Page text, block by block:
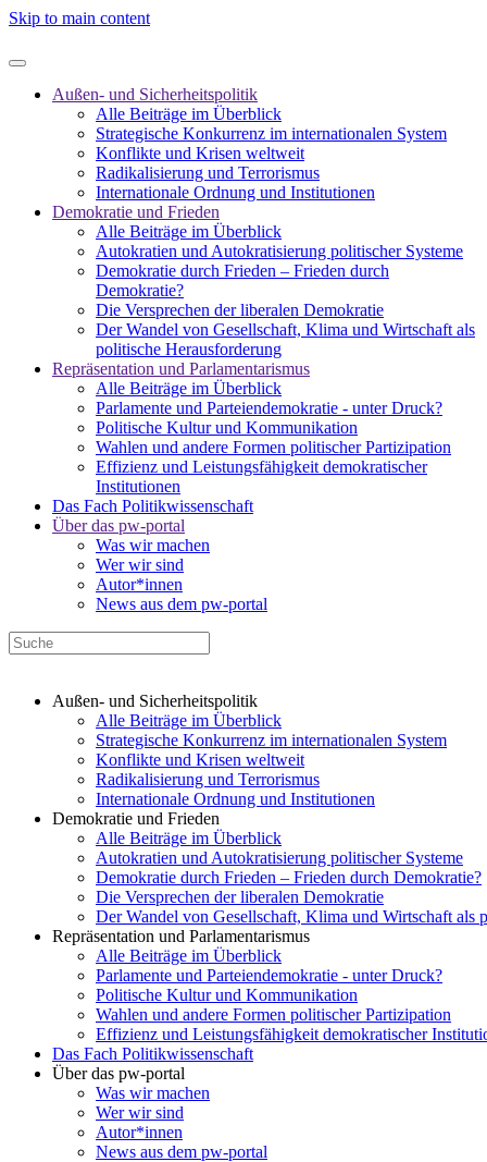
Skip to main content
Außen- und Sicherheitspolitik
Alle Beiträge im Überblick
Strategische Konkurrenz im internationalen System
Konflikte und Krisen weltweit
Radikalisierung und Terrorismus
Internationale Ordnung und Institutionen
Demokratie und Frieden
Alle Beiträge im Überblick
Autokratien und Autokratisierung politischer Systeme
Demokratie durch Frieden – Frieden durch
Demokratie?
Die Versprechen der liberalen Demokratie
Der Wandel von Gesellschaft, Klima und Wirtschaft als
politische Herausforderung
Repräsentation und Parlamentarismus
Alle Beiträge im Überblick
Parlamente und Parteiendemokratie - unter Druck?
Politische Kultur und Kommunikation
Wahlen und andere Formen politischer Partizipation
Effizienz und Leistungsfähigkeit demokratischer
Institutionen
Das Fach Politikwissenschaft
Über das pw-portal
Was wir machen
Wer wir sind
Autor*innen
News aus dem pw-portal
Außen- und Sicherheitspolitik
Alle Beiträge im Überblick
Strategische Konkurrenz im internationalen System
Konflikte und Krisen weltweit
Radikalisierung und Terrorismus
Internationale Ordnung und Institutionen
Demokratie und Frieden
Alle Beiträge im Überblick
Autokratien und Autokratisierung politischer Systeme
Demokratie durch Frieden – Frieden durch Demokratie?
Die Versprechen der liberalen Demokratie
Der Wandel von Gesellschaft, Klima und Wirtschaft als
Repräsentation und Parlamentarismus
Alle Beiträge im Überblick
Parlamente und Parteiendemokratie - unter Druck?
Politische Kultur und Kommunikation
Wahlen und andere Formen politischer Partizipation
Effizienz und Leistungsfähigkeit demokratischer
Das Fach Politikwissenschaft
Über das pw-portal
Was wir machen
Wer wir sind
Autor*innen
News aus dem pw-portal